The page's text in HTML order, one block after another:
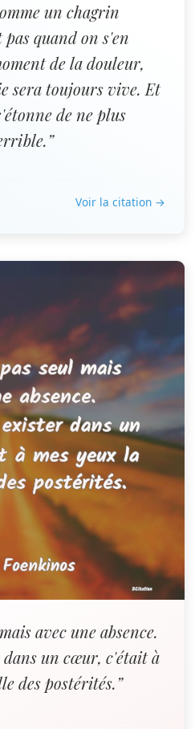
un chagrin
quand on s'en
de la douleur,
sera toujours vive. Et
de ne plus
Voir la citation →
avec une absence.
un cœur, c'était à
des postérités.”